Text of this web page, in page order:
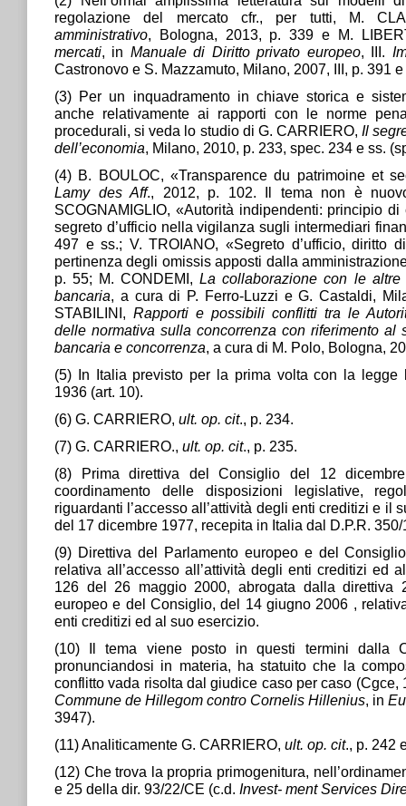
regolazione del mercato cfr., per tutti, M.
amministrativo , Bologna, 2013, p. 339 e M.
mercati , in Manuale di Diritto privato europeo, III.
Castronovo e S. Mazzamuto, Milano, 2007, III, p. 391 e
(3) Per un inquadramento in chiave storica e
anche relativamente ai rapporti con le norme
procedurali, si veda lo studio di G. CARRIERO, Il
dell’economia , Milano, 2010, p. 233, spec. 234 e ss.
(4) B. BOULOC, «Transparence du patrimoine et
Lamy des Aff., 2012, p. 102. Il tema non è
SCOGNAMIGLIO, «Autorità indipendenti: principio
segreto d’ufficio nella vigilanza sugli intermediari
497 e ss.; V. TROIANO, «Segreto d’ufficio, diritto
pertinenza degli omissis apposti dalla
p. 55; M. CONDEMI, La collaborazione con le altre
bancaria , a cura di P. Ferro-Luzzi e G. Castaldi,
STABILINI, Rapporti e possibili conflitti tra le
delle normativa sulla concorrenza con riferimento al
bancaria e concorrenza , a cura di M. Polo, Bologna,
(5) In Italia previsto per la prima volta con la legge
1936 (art. 10).
(6) G. CARRIERO, ult. op. cit., p. 234.
(7) G. CARRIERO., ult. op. cit., p. 235.
(8) Prima direttiva del Consiglio del 12
coordinamento delle disposizioni legislative,
riguardanti l’accesso all’attività degli enti creditizi e il
del 17 dicembre 1977, recepita in Italia dal D.P.R. 350/
(9) Direttiva del Parlamento europeo e del
relativa all’accesso all’attività degli enti creditizi ed
126 del 26 maggio 2000, abrogata dalla direttiva
europeo e del Consiglio, del 14 giugno 2006 ,
enti creditizi ed al suo esercizio.
(10) Il tema viene posto in questi termini dalla
pronunciandosi in materia, ha statuito che la
conflitto vada risolta dal giudice caso per caso (Cgce,
Commune de Hillegom contro Cornelis Hillenius , in
3947).
(11) Analiticamente G. CARRIERO, ult. op. cit., p. 242
(12) Che trova la propria primogenitura,
e 25 della dir. 93/22/CE (c.d. Invest- ment Services